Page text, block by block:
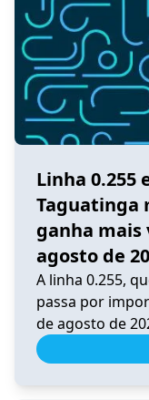
Linha 0.255
Taguatinga
ganha mais
agosto de
A linha 0.255,
passa por
de agosto de
integração, a
usuários do